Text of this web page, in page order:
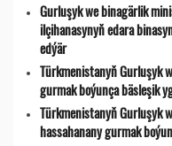
Gurluşyk we binagärlik
ilçihanasynyň edara
edýär
Türkmenistanyň Gurluşyk
gurmak boýunça bäsleşik
Türkmenistanyň Gurluşyk
hassahanany gurmak